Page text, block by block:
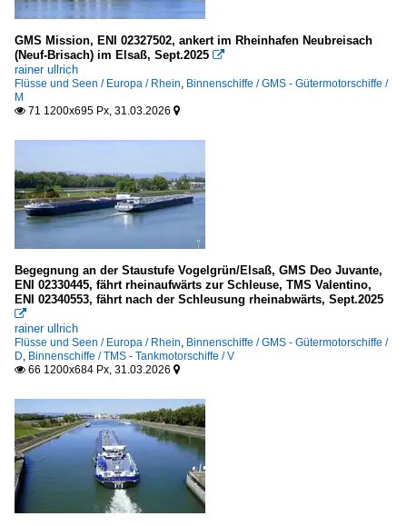
GMS Mission, ENI 02327502, ankert im Rheinhafen Neubreisach
(Neuf-Brisach) im Elsaß, Sept.2025 
rainer ullrich
Flüsse und Seen / Europa / Rhein Binnenschiffe / GMS - Gütermotorschiffe /
M
 71 1200x695 Px, 31.03.2026 
Begegnung an der Staustufe Vogelgrün/Elsaß, GMS Deo Juvante,
ENI 02330445, fährt rheinaufwärts zur Schleuse, TMS Valentino,
ENI 02340553, fährt nach der Schleusung rheinabwärts, Sept.2025

rainer ullrich
Flüsse und Seen / Europa / Rhein Binnenschiffe / GMS - Gütermotorschiffe /
D Binnenschiffe / TMS - Tankmotorschiffe / V
 66 1200x684 Px, 31.03.2026 